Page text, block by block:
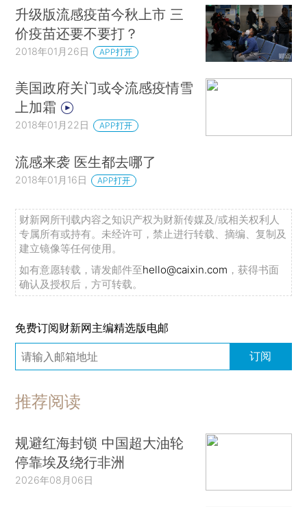
升级版流感疫苗今秋上市 三
价疫苗还要不要打？
2018年01月26日 APP打开
美国政府关门或令流感疫情雪
上加霜
2018年01月22日 APP打开
流感来袭 医生都去哪了
2018年01月16日 APP打开
财新网所刊载内容之知识产权为财新传媒及/或相关权利人
专属所有或持有。未经许可，禁止进行转载、摘编、复制及
建立镜像等任何使用。
如有意愿转载，请发邮件至hello@caixin.com ，获得书面
确认及授权后，方可转载。
免费订阅财新网主编精选版电邮
订阅
推荐阅读
规避红海封锁 中国超大油轮
停靠埃及绕行非洲
2026年08月06日